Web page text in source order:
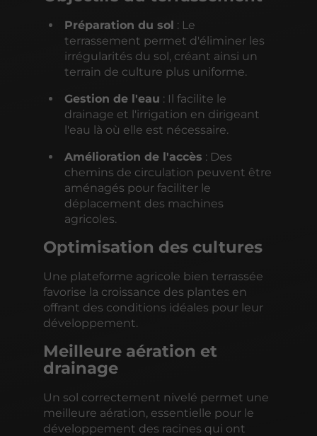
Préparation du sol : Le
terrassement permet d'éliminer les
irrégularités du sol, créant ainsi un
terrain de culture plus uniforme.
Gestion de l'eau : Il facilite le
drainage et l'irrigation en dirigeant
l'eau là où elle est nécessaire.
Amélioration de l'accès : Des
chemins de circulation peuvent être
aménagés pour faciliter le
déplacement des machines
agricoles.
Optimisation des cultures
Une plateforme agricole bien terrassée
favorise la croissance des plantes en
offrant des conditions idéales pour leur
développement.
Meilleure aération et
drainage
Un sol correctement nivelé permet une
meilleure aération, essentielle pour le
développement des racines qui ont